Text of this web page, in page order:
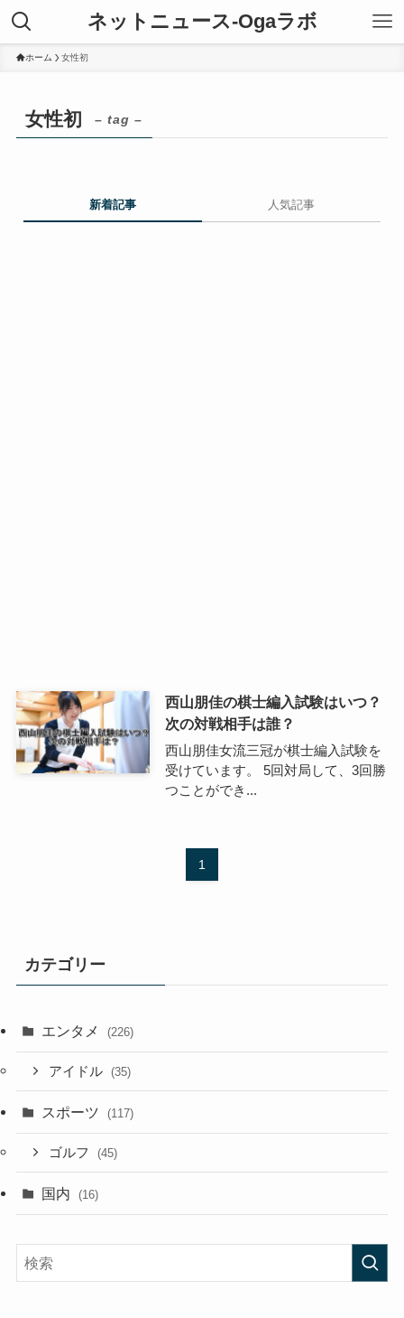
ネットニュース-Ogaラボ
ホーム 女性初
女性初 – tag –
新着記事 人気記事
西山朋佳の棋士編入試験はいつ？
次の対戦相手は誰？
西山朋佳女流三冠が棋士編入試験を
受けています。 5回対局して、3回勝
つことができ...
1
カテゴリー
エンタメ (226)
アイドル (35)
スポーツ (117)
ゴルフ (45)
国内 (16)